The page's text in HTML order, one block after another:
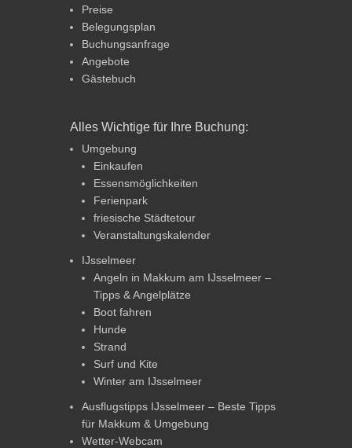
Preise
Belegungsplan
Buchungsanfrage
Angebote
Gästebuch
Alles Wichtige für Ihre Buchung:
Umgebung
Einkaufen
Essensmöglichkeiten
Ferienpark
friesische Städtetour
Veranstaltungskalender
IJsselmeer
Angeln in Makkum am IJsselmeer –
Tipps & Angelplätze
Boot fahren
Hunde
Strand
Surf und Kite
Winter am IJsselmeer
Ausflugstipps IJsselmeer – Beste Tipps
für Makkum & Umgebung
Wetter-Webcam